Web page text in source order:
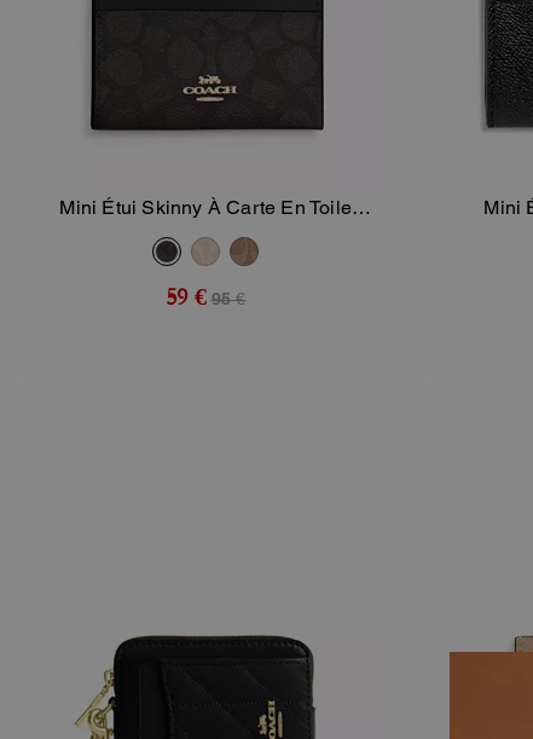
Ajouter Au Panier
Mini Étui Skinny À Carte En Toile
Signature
59 € 95 €
Mini